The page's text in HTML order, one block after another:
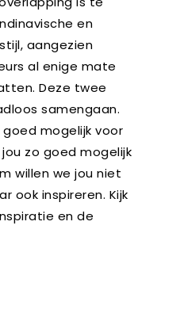
en
aangezien
al enige mate
Deze twee
samengaan.
goed mogelijk voor
zo goed mogelijk
willen we jou niet
ook inspireren. Kijk
en de